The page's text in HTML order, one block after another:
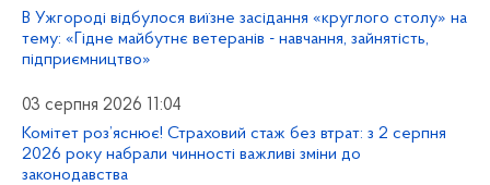
В Ужгороді відбулося виїзне засідання «круглого столу» на
тему: «Гідне майбутнє ветеранів - навчання, зайнятість,
підприємництво»
03 серпня 2026 11:04
Комітет роз’яснює! Страховий стаж без втрат: з 2 серпня
2026 року набрали чинності важливі зміни до
законодавства